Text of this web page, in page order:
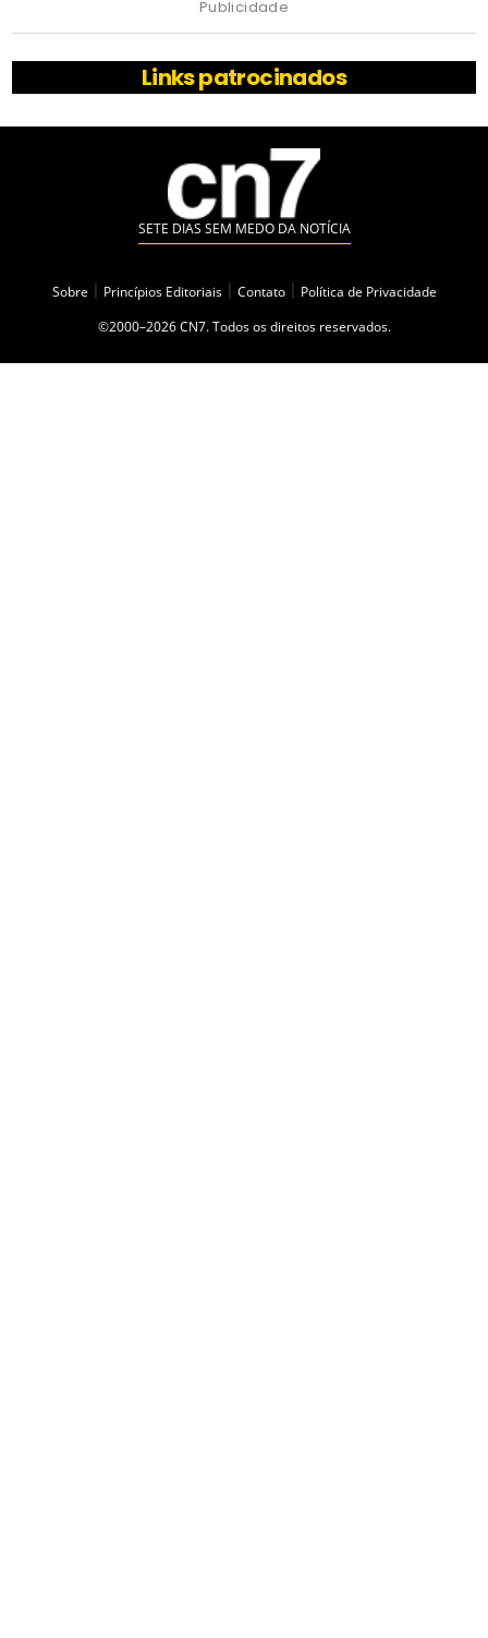
Publicidade
Links patrocinados
SETE DIAS SEM MEDO DA NOTÍCIA
Sobre Princípios Editoriais Contato
Política de Privacidade
©2000–2026 CN7. Todos os direitos reservados.